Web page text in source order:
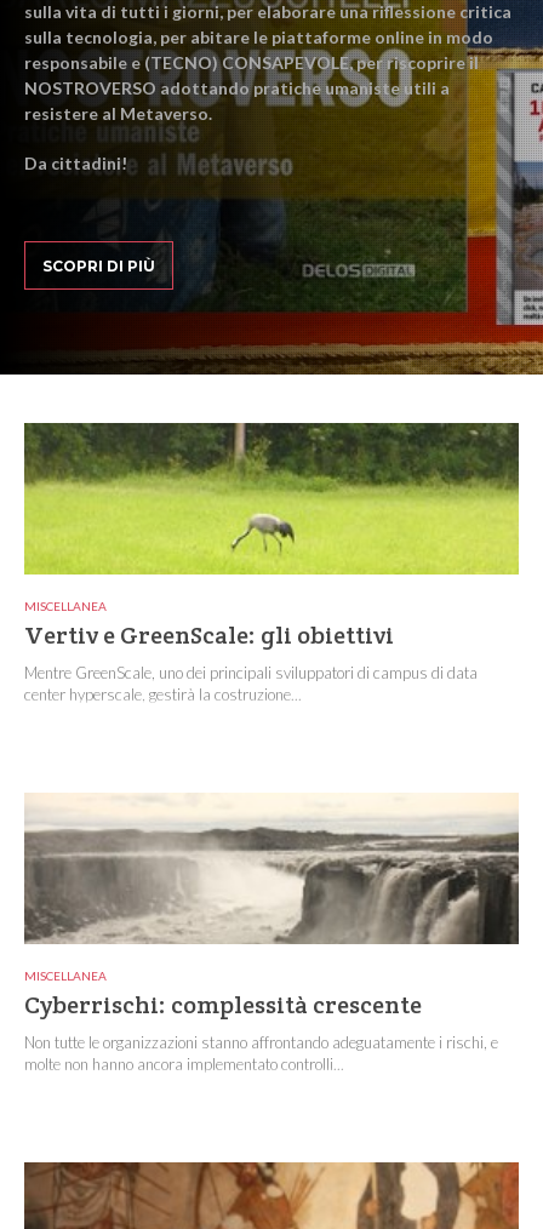
sulla vita di tutti i giorni, per elaborare una riflessione critica
sulla tecnologia, per abitare le piattaforme online in modo
responsabile e (TECNO) CONSAPEVOLE, per riscoprire il
NOSTROVERSO adottando pratiche umaniste utili a
resistere al Metaverso.
Da cittadini!
SCOPRI DI PIÙ
MISCELLANEA
Vertiv e GreenScale: gli obiettivi
Mentre GreenScale, uno dei principali sviluppatori di campus di data
center hyperscale, gestirà la costruzione...
MISCELLANEA
Cyberrischi: complessità crescente
Non tutte le organizzazioni stanno affrontando adeguatamente i rischi, e
molte non hanno ancora implementato controlli...